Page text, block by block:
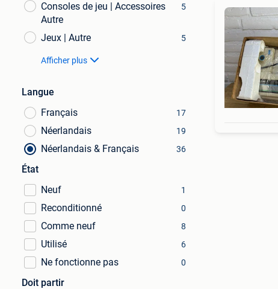
Consoles de jeu | Accessoires
Autre
5
Jeux | Autre 5
Afficher plus
Langue
Français
17
Néerlandais 19
Néerlandais & Français 36
État
Neuf
1
Reconditionné 0
Comme neuf 8
Utilisé 6
Ne fonctionne pas 0
Doit partir